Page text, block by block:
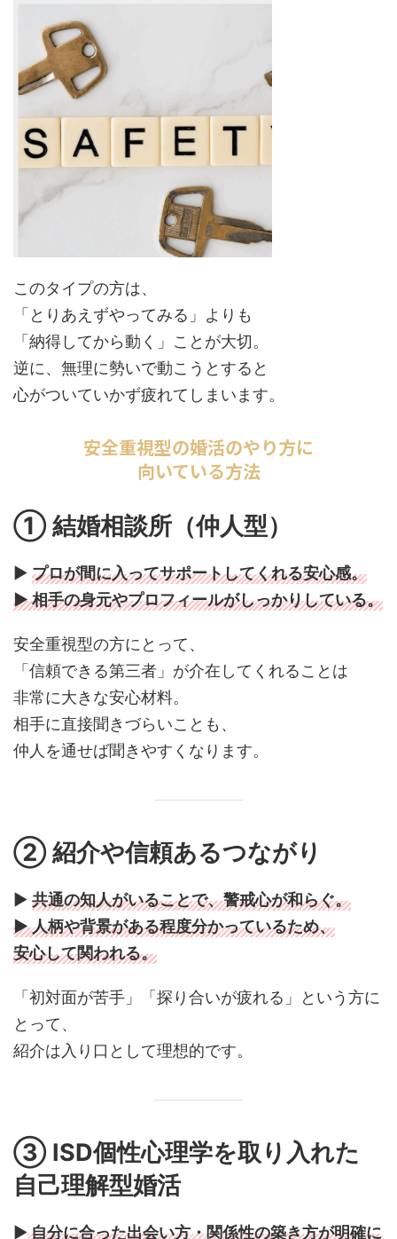
このタイプの方は、
「とりあえずやってみる」よりも
「納得してから動く」ことが大切。
逆に、無理に勢いで動こうとすると
心がついていかず疲れてしまいます。
安全重視型の婚活のやり方に
向いている方法
① 結婚相談所（仲人型）
▶ プロが間に入ってサポートしてくれる安心感。
▶ 相手の身元やプロフィールがしっかりしている。
安全重視型の方にとって、
「信頼できる第三者」が介在してくれることは
非常に大きな安心材料。
相手に直接聞きづらいことも、
仲人を通せば聞きやすくなります。
② 紹介や信頼あるつながり
▶ 共通の知人がいることで、警戒心が和らぐ。
▶ 人柄や背景がある程度分かっているため、
安心して関われる。
「初対面が苦手」「探り合いが疲れる」という方に
とって、
紹介は入り口として理想的です。
③ ISD個性心理学を取り入れた
自己理解型婚活
▶自分に合った出会い方・関係性の築き方が明確に